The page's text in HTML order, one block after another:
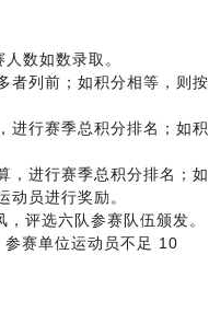
数如数录取。
者列前；如积分相等，则按
进行赛季总积分排名；如积
，进行赛季总积分排名；如
员进行奖励。
评选六队参赛队伍颁发。
参赛单位运动员不足 10